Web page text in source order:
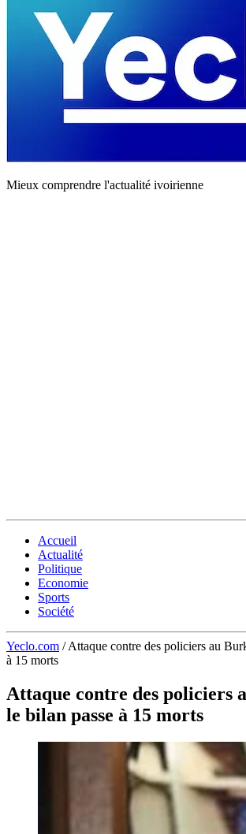
Mieux comprendre l'actualité ivoirienne
Accueil
Actualité
Politique
Economie
Sports
Société
Yeclo.com / Attaque contre des policiers au
à 15 morts
Attaque contre des policiers
le bilan passe à 15 morts